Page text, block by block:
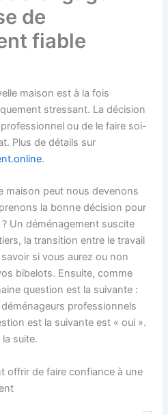
de
fiable
maison est à la fois
stressant. La décision
ou de le faire soi-
Plus de détails sur
.
maison peut nous devenons
la bonne décision pour
Un déménagement suscite
la transition entre le travail
si vous aurez ou non
bibelots. Ensuite, comme
question est la suivante :
professionnels
est la suivante est « oui ».
suite.
offrir de faire confiance à une